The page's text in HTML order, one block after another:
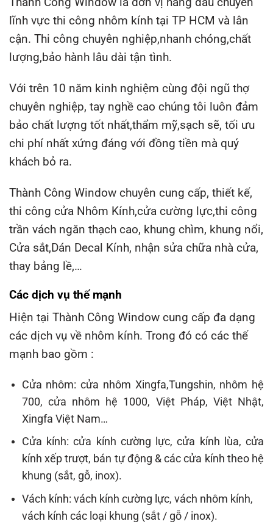
chi phí nhất xứng đáng với đồng tiền mà quý
khách bỏ ra.
thi công cửa Nhôm Kính,cửa cường lực,thi công
trần vách ngăn thạch cao, khung chìm, khung nổi,
Cửa sắt,Dán Decal Kính, nhận sửa chữa nhà cửa,
thay bảng lề,…
Hiện tại Thành Công Window cung cấp đa dạng
các dịch vụ về nhôm kính. Trong đó có các thế
mạnh bao gồm :
Cửa nhôm: cửa nhôm Xingfa,Tungshin, nhôm hệ
Xingfa Việt Nam…
Cửa kính: cửa kính cường lực, cửa kính lùa, cửa
kính xếp trượt, bán tự động & các cửa kính theo hệ
khung (sắt, gỗ, inox).
Vách kính: vách kính cường lực, vách nhôm kính,
vách kính các loại khung (sắt / gỗ / inox).
Mặt dựng nhôm kính.
Tủ bếp: tủ bếp nhôm sơn tĩnh điện, tủ bếp inox, tủ
bếp nhôm kính, tủ bếp nhôm Omega…
Các dịch vụ khác như Dán Decal, sữa chữa, tháo
lắp, cải tạo cửa cũ, công ty, nhà hàng, khách sạn,
công trình ngoài trời,….